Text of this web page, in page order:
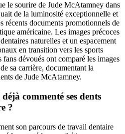
le sourire de Jude McAtamney dans
de la luminosité exceptionnelle et
récents documents promotionnels de
américaine. Les images précoces
naturelles et un espacement
en transition vers les sports
dévoués ont comparé les images
sa carrière, documentant la
de Jude McAtamney.
commenté ses dents
?
son parcours de travail dentaire